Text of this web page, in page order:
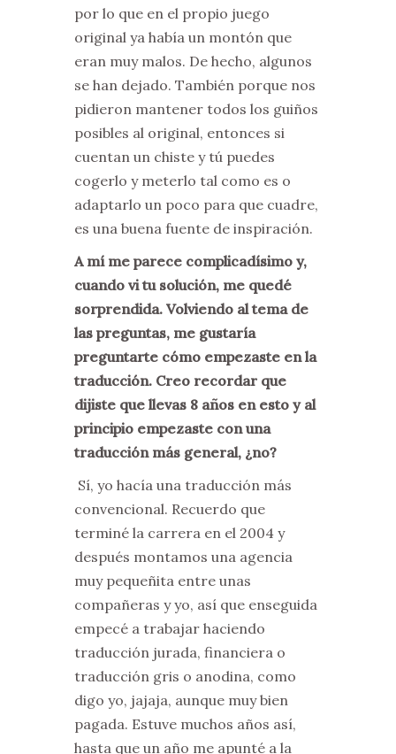
por lo que en el propio juego
original ya había un montón que
eran muy malos. De hecho, algunos
se han dejado. También porque nos
pidieron mantener todos los guiños
posibles al original, entonces si
cuentan un chiste y tú puedes
cogerlo y meterlo tal como es o
adaptarlo un poco para que cuadre,
es una buena fuente de inspiración.
A mí me parece complicadísimo y,
cuando vi tu solución, me quedé
sorprendida. Volviendo al tema de
las preguntas, me gustaría
preguntarte cómo empezaste en la
traducción. Creo recordar que
dijiste que llevas 8 años en esto y al
principio empezaste con una
traducción más general, ¿no?
Sí, yo hacía una traducción más
convencional. Recuerdo que
terminé la carrera en el 2004 y
después montamos una agencia
muy pequeñita entre unas
compañeras y yo, así que enseguida
empecé a trabajar haciendo
traducción jurada, financiera o
traducción gris o anodina, como
digo yo, jajaja, aunque muy bien
pagada. Estuve muchos años así,
hasta que un año me apunté a la